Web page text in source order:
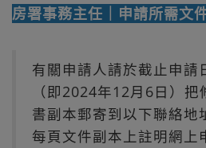
房署事務主任｜申請所需文
有關申請人請於截止申請
（即2024年12月6日）
書副本郵寄到以下聯絡地
每頁文件副本上註明網上